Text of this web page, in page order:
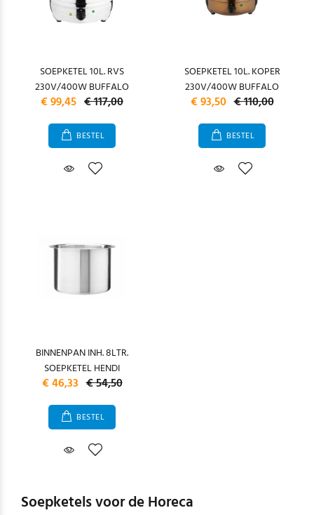
SOEPKETEL 10L. RVS
230V/400W BUFFALO
€ 99,45 € 117,00
BESTEL
SOEPKETEL 10L. KOPER
230V/400W BUFFALO
€ 93,50 € 110,00
BESTEL
BINNENPAN INH. 8LTR.
SOEPKETEL HENDI
€ 46,33 € 54,50
BESTEL
Soepketels voor de Horeca